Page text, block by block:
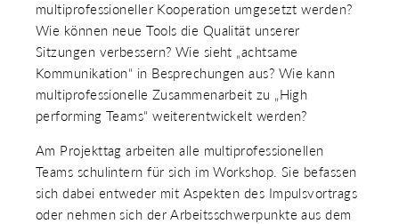
multiprofessioneller Kooperation umgesetzt werden?
Wie können neue Tools die Qualität unserer
Sitzungen verbessern? Wie sieht „achtsame
Kommunikation“ in Besprechungen aus? Wie kann
multiprofessionelle Zusammenarbeit zu „High
performing Teams“ weiterentwickelt werden?
Am Projekttag arbeiten alle multiprofessionellen
Teams schulintern für sich im Workshop. Sie befassen
sich dabei entweder mit Aspekten des Impulsvortrags
oder nehmen sich der Arbeitsschwerpunkte aus dem